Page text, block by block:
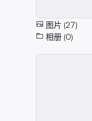
图片 (27)
相册 (0)